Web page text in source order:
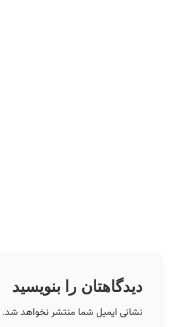
دیدگاهتان را بنویسید
نشانی ایمیل شما منتشر نخواهد شد.